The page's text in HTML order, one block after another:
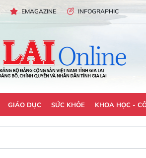
EMAGAZINE INFOGRAPHIC
GIÁO DỤC SỨC KHỎE KHOA HỌC -